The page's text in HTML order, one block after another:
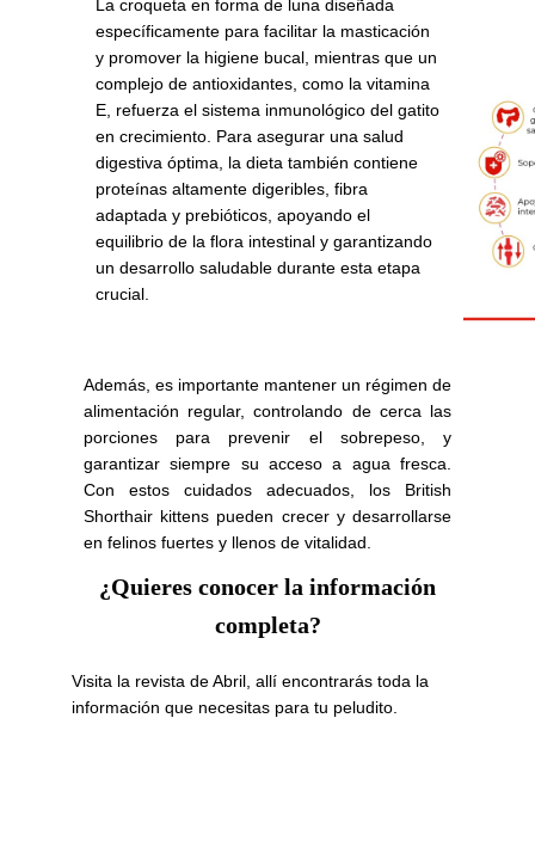
La croqueta en forma de luna diseñada
específicamente para facilitar la masticación
y promover la higiene bucal, mientras que un
complejo de antioxidantes, como la vitamina
E, refuerza el sistema inmunológico del gatito
en crecimiento. Para asegurar una salud
digestiva óptima, la dieta también contiene
proteínas altamente digeribles, fibra
adaptada y prebióticos, apoyando el
equilibrio de la flora intestinal y garantizando
un desarrollo saludable durante esta etapa
crucial.
Además, es importante mantener un régimen de
alimentación regular, controlando de cerca las
porciones para prevenir el sobrepeso, y
garantizar siempre su acceso a agua fresca.
Con estos cuidados adecuados, los British
Shorthair kittens pueden crecer y desarrollarse
en felinos fuertes y llenos de vitalidad.
¿Quieres conocer la información
completa?
Visita la revista de Abril, allí encontrarás toda la
información que necesitas para tu peludito.